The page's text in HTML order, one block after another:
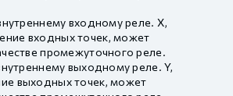
входному реле. X,
входных точек, может
промежуточного реле.
выходному реле. Y,
выходных точек, может